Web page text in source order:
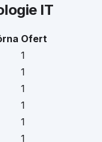
IT
Ofert
1
1
1
1
1
1